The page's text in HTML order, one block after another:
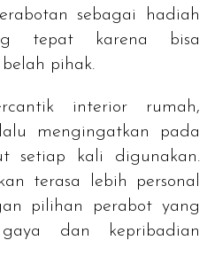
sebagai hadiah
tepat karena bisa
pihak.
interior rumah,
mengingatkan pada
setiap kali digunakan.
terasa lebih personal
pilihan perabot yang
dan kepribadian